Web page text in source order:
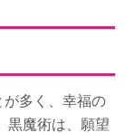
が多く、幸福の
黒魔術は、願望